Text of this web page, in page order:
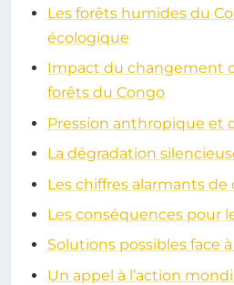
Les forêts humides du
écologique
Impact du changement
forêts du Congo
Pression anthropique et
La dégradation
Les chiffres alarmants
Les conséquences pour
Solutions possibles face
Un appel à l’action